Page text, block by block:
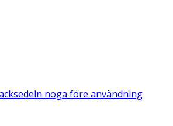
noga före användning